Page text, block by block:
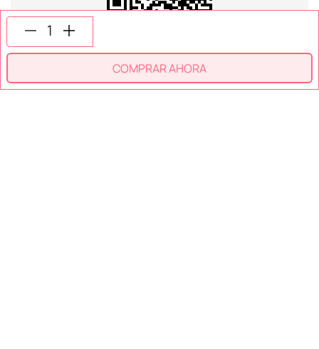
COMPRAR AHORA
SECCIONES